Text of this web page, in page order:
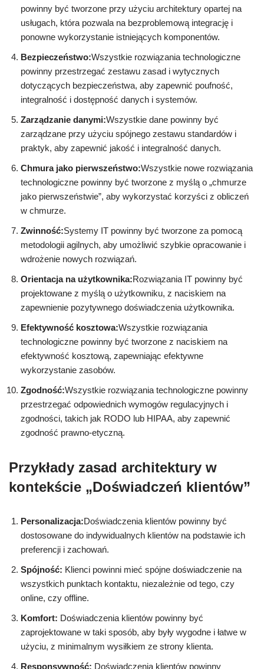
powinny być tworzone przy użyciu architektury opartej na
usługach, która pozwala na bezproblemową integrację i
ponowne wykorzystanie istniejących komponentów.
Bezpieczeństwo:Wszystkie rozwiązania technologiczne
powinny przestrzegać zestawu zasad i wytycznych
dotyczących bezpieczeństwa, aby zapewnić poufność,
integralność i dostępność danych i systemów.
Zarządzanie danymi:Wszystkie dane powinny być
zarządzane przy użyciu spójnego zestawu standardów i
praktyk, aby zapewnić jakość i integralność danych.
Chmura jako pierwszeństwo:Wszystkie nowe rozwiązania
technologiczne powinny być tworzone z myślą o „chmurze
jako pierwszeństwie”, aby wykorzystać korzyści z obliczeń
w chmurze.
Zwinność:Systemy IT powinny być tworzone za pomocą
metodologii agilnych, aby umożliwić szybkie opracowanie i
wdrożenie nowych rozwiązań.
Orientacja na użytkownika:Rozwiązania IT powinny być
projektowane z myślą o użytkowniku, z naciskiem na
zapewnienie pozytywnego doświadczenia użytkownika.
Efektywność kosztowa:Wszystkie rozwiązania
technologiczne powinny być tworzone z naciskiem na
efektywność kosztową, zapewniając efektywne
wykorzystanie zasobów.
Zgodność:Wszystkie rozwiązania technologiczne powinny
przestrzegać odpowiednich wymogów regulacyjnych i
zgodności, takich jak RODO lub HIPAA, aby zapewnić
zgodność prawno-etyczną.
Przykłady zasad architektury w
kontekście „Doświadczeń klientów”
Personalizacja:Doświadczenia klientów powinny być
dostosowane do indywidualnych klientów na podstawie ich
preferencji i zachowań.
Spójność: Klienci powinni mieć spójne doświadczenie na
wszystkich punktach kontaktu, niezależnie od tego, czy
online, czy offline.
Komfort: Doświadczenia klientów powinny być
zaprojektowane w taki sposób, aby były wygodne i łatwe w
użyciu, z minimalnym wysiłkiem ze strony klienta.
Responsywność: Doświadczenia klientów powinny